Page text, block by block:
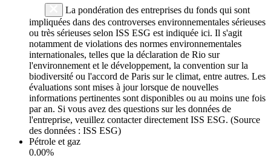
La pondération des entreprises du fonds qui sont
impliquées dans des controverses environnementales sérieuses
ou très sérieuses selon ISS ESG est indiquée ici. Il s'agit
notamment de violations des normes environnementales
internationales, telles que la déclaration de Rio sur
l'environnement et le développement, la convention sur la
biodiversité ou l'accord de Paris sur le climat, entre autres. Les
évaluations sont mises à jour lorsque de nouvelles
informations pertinentes sont disponibles ou au moins une fois
par an. Si vous avez des questions sur les données de
l'entreprise, veuillez contacter directement ISS ESG. (Source
des données : ISS ESG)
Pétrole et gaz
0.00%